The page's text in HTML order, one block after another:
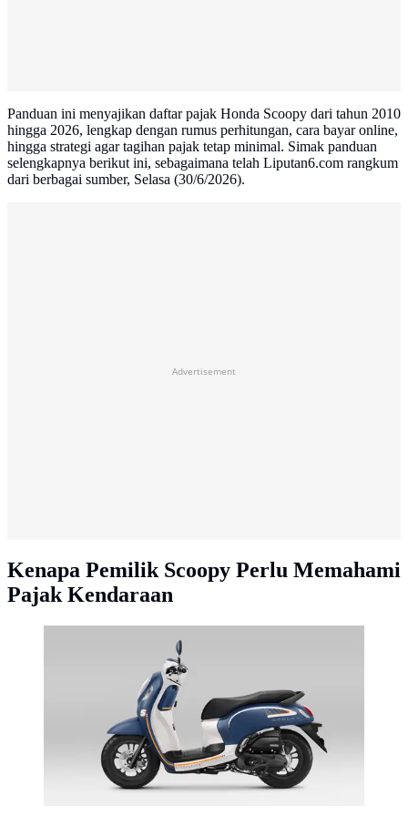
Panduan ini menyajikan daftar pajak Honda Scoopy dari tahun 2010
hingga 2026, lengkap dengan rumus perhitungan, cara bayar online,
hingga strategi agar tagihan pajak tetap minimal. Simak panduan
selengkapnya berikut ini, sebagaimana telah Liputan6.com rangkum
dari berbagai sumber, Selasa (30/6/2026).
Advertisement
Kenapa Pemilik Scoopy Perlu Memahami
Pajak Kendaraan
New Honda Scoopy Fashion Blue (AHM)